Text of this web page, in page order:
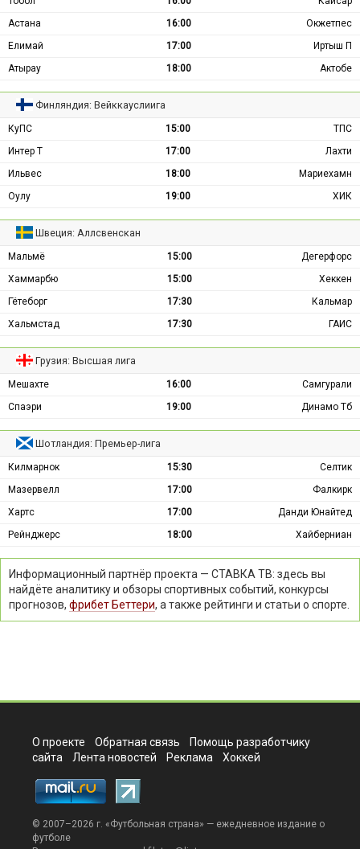
Астана
16:00
Окжетпес
Елимай
17:00
Иртыш П
Атырау
18:00 Актобе
Финляндия: Вейккауслиига
КуПС 15:00
ТПС
Интер Т
17:00
Лахти
Ильвес
18:00
Мариехамн
Оулу
19:00 ХИК
Швеция: Аллсвенскан
Мальмё 15:00
Дегерфорс
Хаммарбю
15:00
Хеккен
Гётеборг
17:30
Кальмар
Хальмстад
17:30 ГАИС
Грузия: Высшая лига
Мешахте 16:00
Самгурали
Спаэри
19:00 Динамо Тб
Шотландия: Премьер-лига
Килмарнок 15:30
Селтик
Мазервелл
17:00
Фалкирк
Хартс
17:00
Данди Юнайтед
Рейнджерс
18:00 Хайберниан
Информационный партнёр проекта — СТАВКА ТВ: здесь вы
найдёте аналитику и обзоры спортивных событий, конкурсы
прогнозов, фрибет Беттери, а также рейтинги и статьи о спорте.
О проекте Обратная связь
Помощь разработчику
сайта
Лента новостей Реклама Хоккей
© 2007–2026 г. «Футбольная страна» — ежедневное издание о
футболе